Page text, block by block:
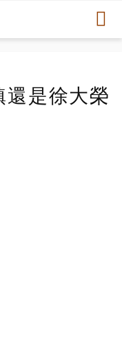
還是徐大榮